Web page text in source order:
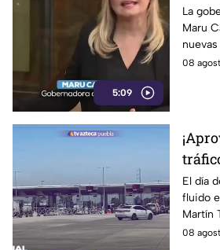
5:09
a
La
Maru
08
de la
El día
fluido
Martín
08